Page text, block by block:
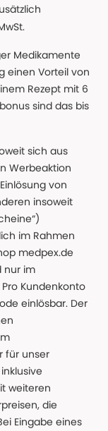
Medikamente
einen Vorteil von
Rezept mit 6
sind das bis
sich aus
Werbeaktion
von
insoweit
im Rahmen
medpex.de
nur im
Kundenkonto
einlösbar. Der
für unser
weiteren
die
Eingabe eines